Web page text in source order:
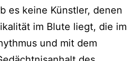
es keine Künstler, denen
im Blute liegt, die im
und mit dem